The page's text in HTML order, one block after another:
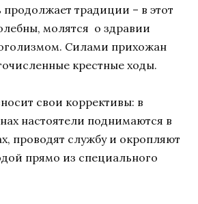
традиции – в этот
молятся о здравии
Силами прихожан
крестные ходы.
свои коррективы: в
настоятели поднимаются в
проводят службу и окропляют
прямо из специального